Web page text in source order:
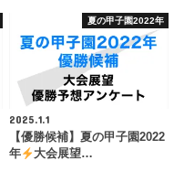
夏の甲子園2022年
2025.1.1
【優勝候補】夏の甲子園2022
年
大会展望…